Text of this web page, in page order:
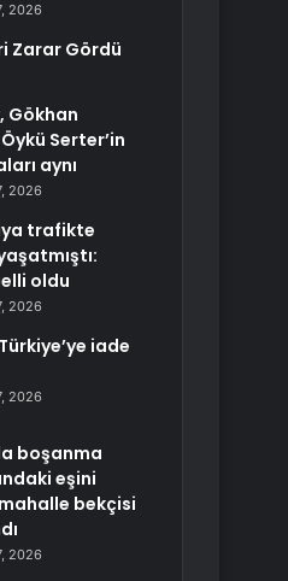
2026
Zarar Gördü
Gökhan
Serter’in
aynı
2026
trafikte
oldu
2026
iade
2026
boşanma
eşini
bekçisi
2026